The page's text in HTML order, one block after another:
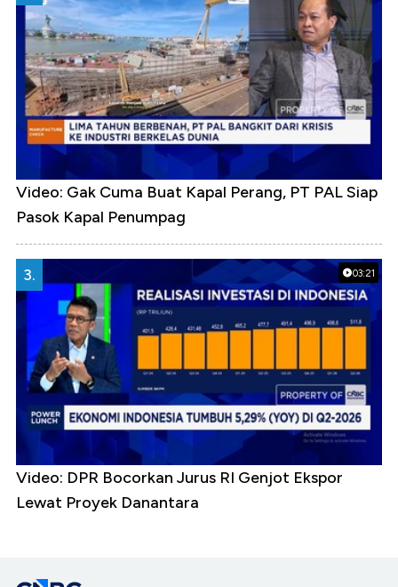
Video: Gak Cuma Buat Kapal Perang, PT PAL Siap
Pasok Kapal Penumpag
03:21
3.
Video: DPR Bocorkan Jurus RI Genjot Ekspor
Lewat Proyek Danantara